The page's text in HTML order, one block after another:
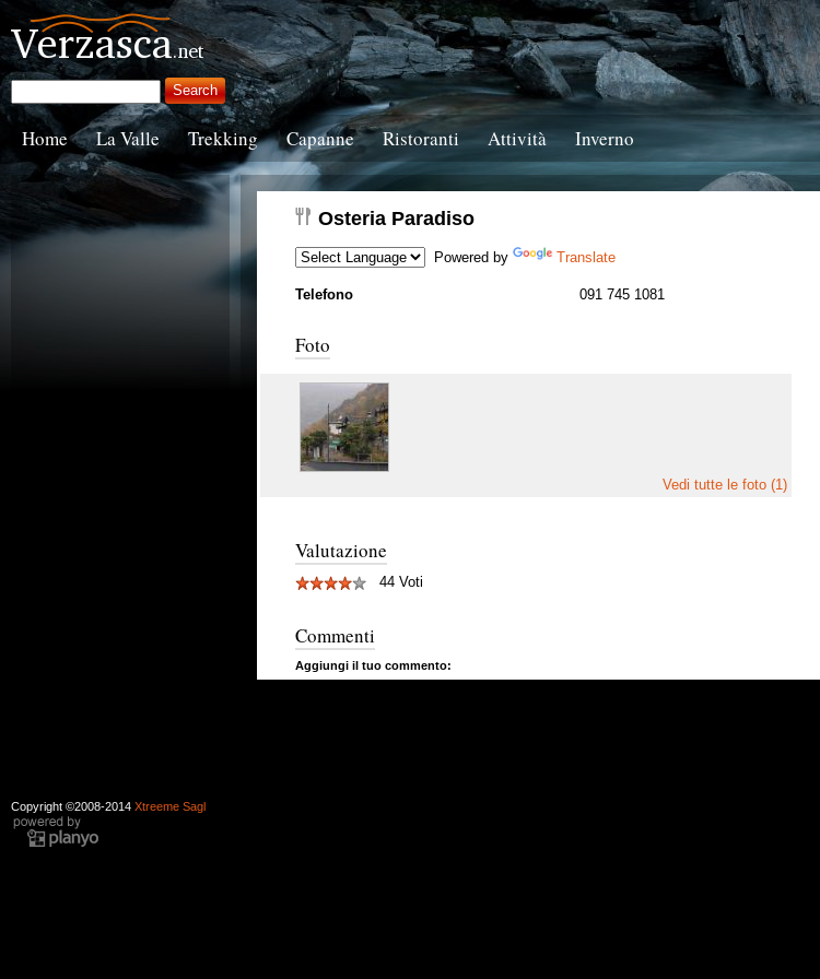
Home La Valle Trekking Capanne Ristoranti Attività Inverno
Osteria Paradiso
Powered by Translate
Telefono 091 745 1081
Foto
Vedi tutte le foto (1)
Valutazione
44 Voti
Commenti
Aggiungi il tuo commento:
Copyright ©2008-2014 Xtreeme Sagl